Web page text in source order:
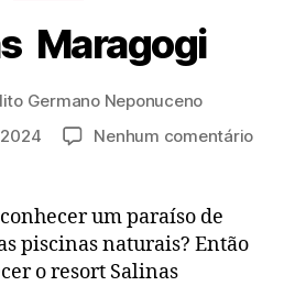
Maragogi
Germano Neponuceno
Nenhum comentárioem
um paraíso de
piscinas naturais? Então
o resort Salinas